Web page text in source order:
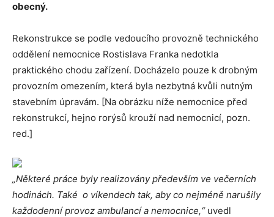
obecný.
Rekonstrukce se podle vedoucího provozně technického
oddělení nemocnice Rostislava Franka nedotkla
praktického chodu zařízení. Docházelo pouze k drobným
provozním omezením, která byla nezbytná kvůli nutným
stavebním úpravám. [Na obrázku níže nemocnice před
rekonstrukcí, hejno rorýsů krouží nad nemocnicí, pozn.
red.]
„Některé práce byly realizovány především ve večerních
hodinách. Také o víkendech tak, aby co nejméně narušily
každodenní provoz ambulancí a nemocnice,“uvedl